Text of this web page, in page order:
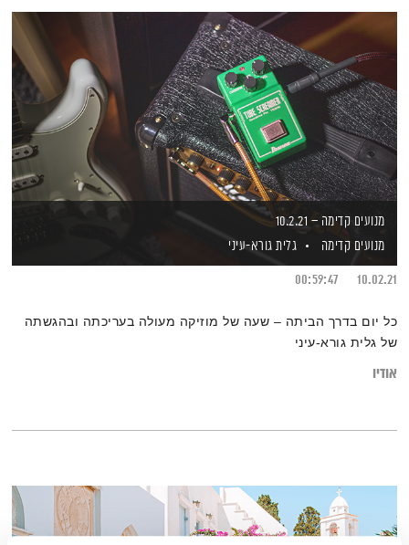
מנועים קדימה – 10.2.21
מנועים קדימה
גלית גורא-עיני
10.02.21
00:59:47
כל יום בדרך הביתה – שעה של מוזיקה מעולה בעריכתה ובהגשתה
של גלית גורא-עיני
אודיו